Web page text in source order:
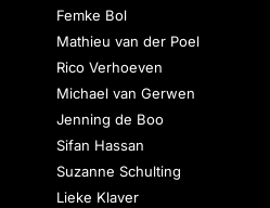
Femke Bol
Mathieu van der Poel
Rico Verhoeven
Michael van Gerwen
Jenning de Boo
Sifan Hassan
Suzanne Schulting
Lieke Klaver